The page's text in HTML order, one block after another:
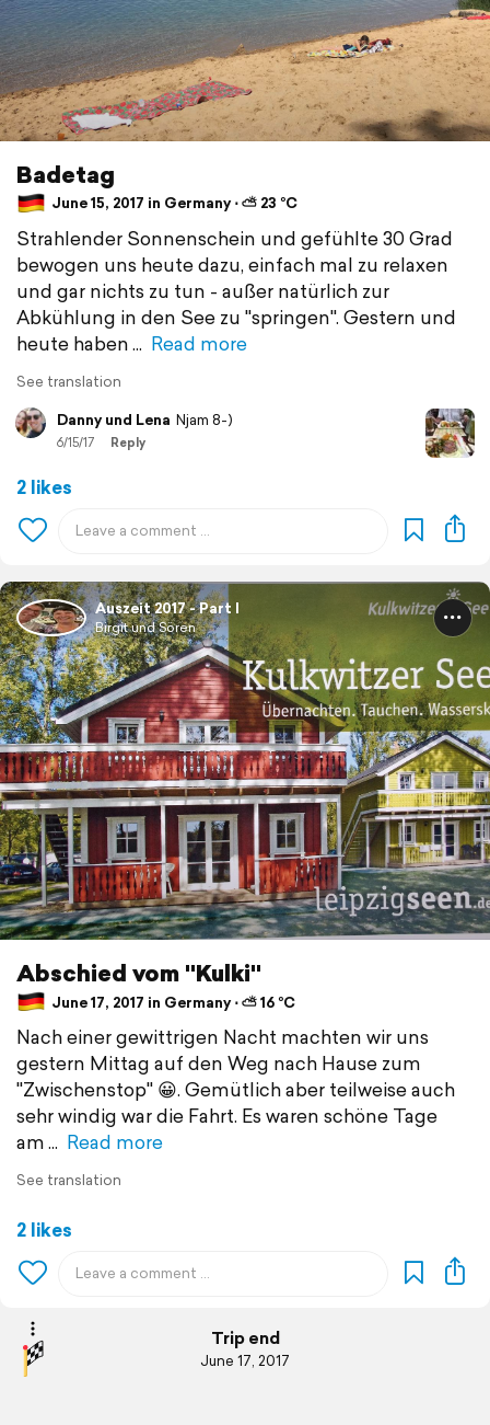
Badetag
June 15, 2017 in Germany ⋅ ⛅ 23 °C
Strahlender Sonnenschein und gefühlte 30 Grad
bewogen uns heute dazu, einfach mal zu relaxen
und gar nichts zu tun - außer natürlich zur
Abkühlung in den See zu "springen". Gestern und
heute haben
Read more
See translation
Danny und Lena Njam 8-)
6/15/17 Reply
2 likes
Auszeit 2017 - Part I
Birgit und Sören
Abschied vom "Kulki"
June 17, 2017 in Germany ⋅ ⛅ 16 °C
Nach einer gewittrigen Nacht machten wir uns
gestern Mittag auf den Weg nach Hause zum
"Zwischenstop" 😀. Gemütlich aber teilweise auch
sehr windig war die Fahrt. Es waren schöne Tage
am
Read more
See translation
2 likes
Trip end
June 17, 2017